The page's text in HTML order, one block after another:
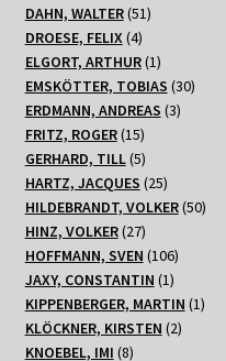
DAHN, WALTER 5151
DROESE, FELIX 44
Produkte
ELGORT, ARTHUR 11
Produkt
EMSKÖTTER, TOBIAS 3030
ERDMANN, ANDREAS 33
FRITZ, ROGER 1515
Produkte
GERHARD, TILL 55
Produkte
HARTZ, JACQUES 2525
Produkte
HILDEBRANDT, VOLKER 5050
HINZ, VOLKER 2727
Produkte
HOFFMANN, SVEN 106106
Produkte
JAXY, CONSTANTIN 11
Produkt
KIPPENBERGER, MARTIN 11
KLÖCKNER, KIRSTEN 22
KNOEBEL, IMI 88